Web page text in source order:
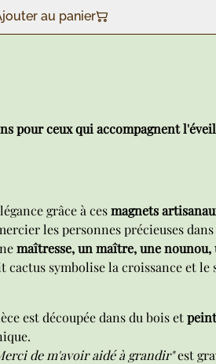
au panier
pour ceux qui accompagnent
grâce à cesmagnets
les personnes précieuses
maîtresse, un maître, une nounou,
cactus symbolise la croissance et le
est découpée dans du bois et
de m'avoir aidé à grandir"est